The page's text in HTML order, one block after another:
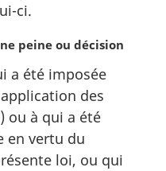
ci.
peine ou décision
a été imposée
des
ou à qui a été
en vertu du
loi, ou qui